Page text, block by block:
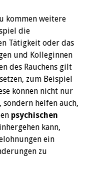
kommen weitere
die
Tätigkeit oder das
und Kolleginnen
des Rauchens gilt
zum Beispiel
können nicht nur
sondern helfen auch,
psychischen
kann,
ein
zu